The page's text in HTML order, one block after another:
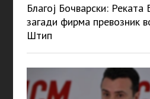
Благој Бочварски: Реката
загади фирма превозник
Штип